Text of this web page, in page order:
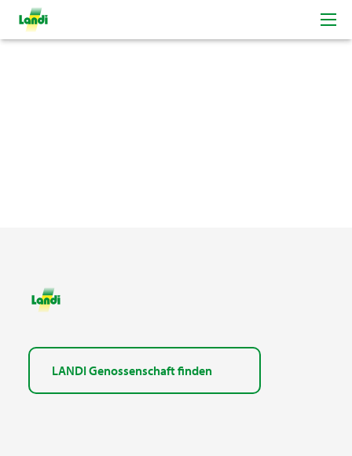
LANDI Genossenschaft finden